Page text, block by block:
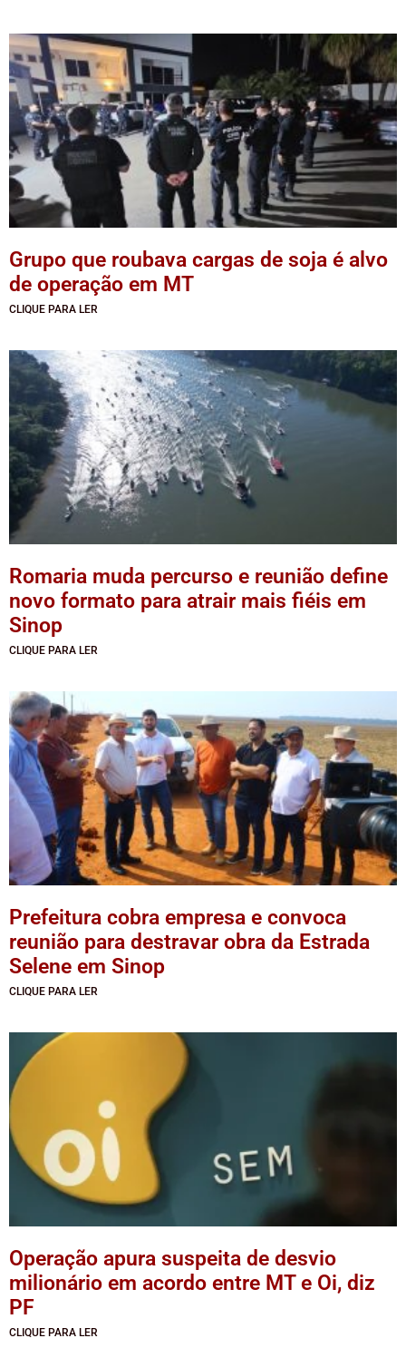
Grupo que roubava cargas de soja é alvo
de operação em MT
CLIQUE PARA LER
Romaria muda percurso e reunião define
novo formato para atrair mais fiéis em
Sinop
CLIQUE PARA LER
Prefeitura cobra empresa e convoca
reunião para destravar obra da Estrada
Selene em Sinop
CLIQUE PARA LER
Operação apura suspeita de desvio
milionário em acordo entre MT e Oi, diz
PF
CLIQUE PARA LER